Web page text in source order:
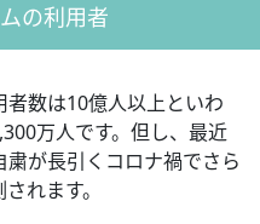
の利用者
数は10億人以上といわ
万人です。但し、最近
が長引くコロナ禍でさら
れます。